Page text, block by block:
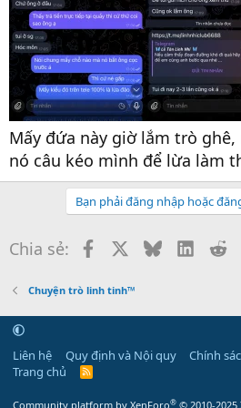
Mấy đứa này giờ lắm trò
nó câu kéo mình để lừa làm
Bạn phải đăng nhập hoặc
Chia sẻ: FacebookBluesky
Chuyện trò linh tinh™
Liên hệ Quy định và Nội quy Chính
Trang chủ
R
Community platform by XenForo® © 2010-2025